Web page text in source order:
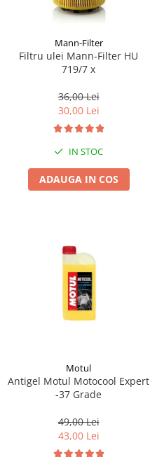
Mann-Filter
Filtru ulei Mann-Filter HU
719/7 x
36,00 Lei
30,00 Lei
IN STOC
ADAUGA IN COS
Motul
Antigel Motul Motocool Expert
-37 Grade
49,00 Lei
43,00 Lei